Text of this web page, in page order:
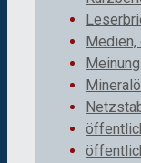
Medien,
Meinung